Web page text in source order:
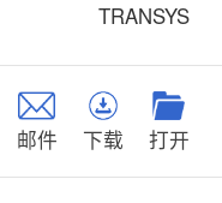
TRANSYS
邮件 下载 打开